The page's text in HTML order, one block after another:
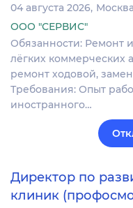
04 августа 2026 Москва
ООО "СЕРВИС"
Обязанности: Ремонт
лёгких коммерческих
ремонт ходовой,
Требования: Опыт
иностранного…
Директор по
клиник